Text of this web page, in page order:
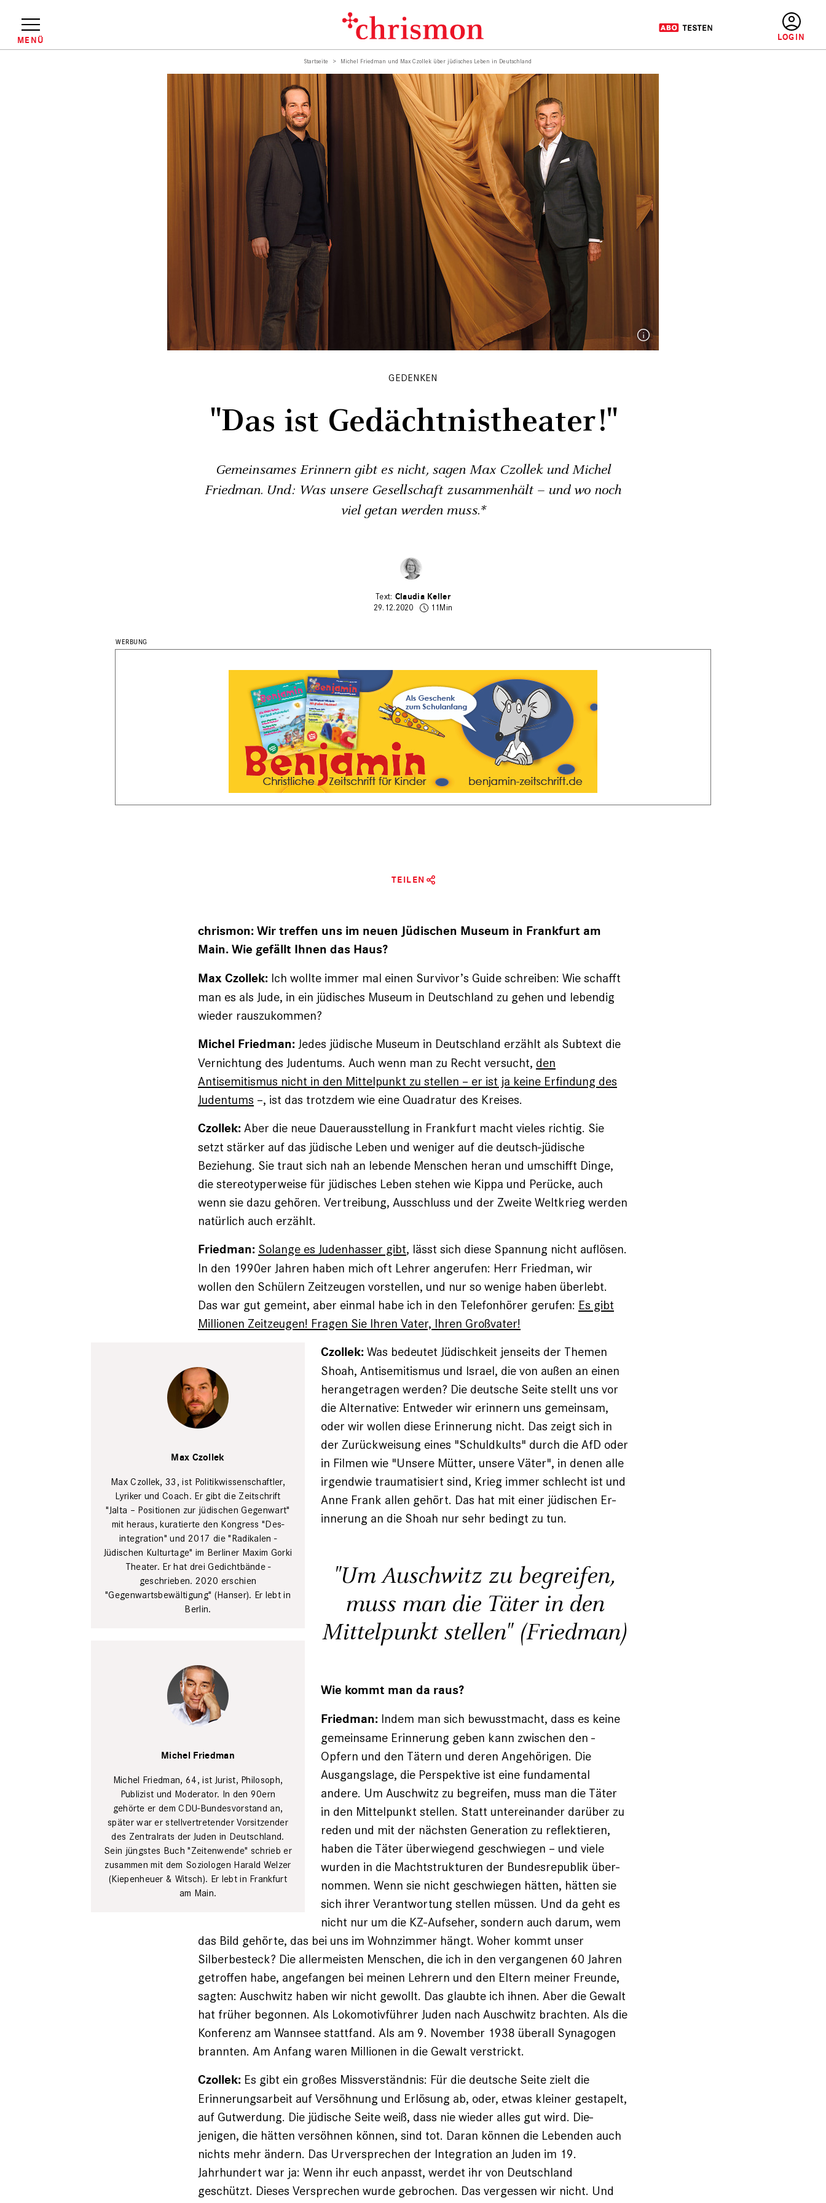
Inhalt
MENÜ
Startseite Michel Friedman und Max Czollek über jüdisches Leben in Deutschland
GEDENKEN
"Das ist Gedächtnistheater!"
Gemeinsames Erinnern gibt es nicht, sagen Max Czollek und Michel
Friedman. Und: Was unsere Gesellschaft zusammenhält – und wo noch
viel getan werden muss.*
Claudia Keller
29.12.2020
11Min
TEILEN
chrismon:Wir treffen uns im neuen Jüdischen Museum in Frankfurt am
Main. Wie gefällt Ihnen das Haus?
Max Czollek: Ich wollte immer mal einen Survivor’s Guide schreiben: Wie schafft
man es als Jude, in ein jüdisches Museum in Deutschland zu gehen und lebendig
wieder rauszukommen?
Michel Friedman: Jedes jüdische Museum in Deutschland erzählt als Subtext die
Vernichtung des Judentums. Auch wenn man zu Recht versucht, den
Antisemitismus nicht in den Mittelpunkt zu stellen – er ist ja keine Erfindung des
Judentums –, ist das trotzdem wie eine Quadratur des Kreises.
Czollek:Aber die neue Dauerausstellung in Frankfurt macht vieles richtig. Sie
setzt stärker auf das jüdische ­Leben und weniger auf die deutsch-jüdische
Beziehung. Sie traut sich nah an lebende Menschen heran und umschifft Dinge,
die stereotyperweise für jüdisches Leben stehen wie ­Kippa und Perücke, auch
wenn sie dazu gehören. Vertreibung, Ausschluss und der Zweite Weltkrieg werden
natürlich auch erzählt.
Friedman: Solange es Judenhasser gibt, lässt sich diese Spannung nicht auflösen.
In den 1990er Jahren haben mich oft Lehrer angerufen: Herr Friedman, wir
wollen den Schülern Zeitzeugen vorstellen, und nur so wenige haben überlebt.
Das war gut gemeint, aber einmal habe ich in den Telefonhörer gerufen: Es gibt
Millionen Zeitzeugen! Fragen Sie Ihren Vater, Ihren Großvater!
Binner
Max Czollek
Max Czollek, 33, ist Politikwissenschaftler,
Lyriker ­und Coach. Er gibt die Zeitschrift
"Jalta – Positionen zur jüdischen Gegenwart"
mit heraus, kuratierte den Kongress "Des­
integration" und 2017 die "Radikalen ­
Jüdischen Kulturtage" im Berliner Maxim Gorki
­Theater. Er hat drei Gedicht­bände ­
geschrieben. 2020 ­erschien
"Gegenwartsbewältigung" (­Hanser). Er lebt in
Berlin.
Michel Friedman
Michel Friedman, 64, ist Jurist, ­Philosoph,
Publizist und Moderator. In den 90ern
gehörte er dem CDU-Bundes­vorstand an,
später war er stellvertretender Vor­sitzender
des Zentralrats der Juden in Deutschland.
Sein jüngstes Buch "Zeitenwende" schrieb er
­zusammen mit dem Soziologen Harald Welzer
(Kiepenheuer & Witsch). Er lebt in Frankfurt
am Main.
Czollek:Was bedeutet Jüdischkeit jenseits der Themen
Shoah, Antisemitismus und Israel, die von außen an einen
herangetragen werden? Die deutsche Seite stellt uns vor
die Alternative: Entweder wir erinnern uns gemeinsam,
oder wir wollen diese Erinnerung nicht. Das zeigt sich in
der Zurückweisung eines "Schuldkults" durch die AfD oder
in Filmen wie "Unsere Mütter, unsere Väter", in denen alle
­irgendwie traumatisiert sind, Krieg immer schlecht ist und
Anne Frank allen gehört. Das hat mit einer jüdischen Er­
innerung an die Shoah nur sehr bedingt zu tun.
"Um Auschwitz zu begreifen,
muss man die Täter in den
Mittelpunkt stellen" (Friedman)
Wie kommt man da raus?
Friedman: Indem man sich bewusstmacht, dass es keine
gemeinsame Erinnerung geben kann zwischen den ­
Opfern und den Tätern und deren Angehörigen. Die
Ausgangslage, die Perspektive ist eine fundamental
andere. Um Auschwitz zu begreifen, muss man die Täter
in den Mittelpunkt stellen. Statt untereinander darüber zu
reden und mit der nächsten Generation zu reflektieren,
haben die Täter überwiegend geschwiegen – und viele
wurden in die Machtstrukturen der Bundesrepublik über­
nommen. Wenn sie nicht geschwiegen hätten, hätten sie
sich ihrer Verantwortung stellen müssen. Und da geht es
nicht nur um die KZ-Aufseher, sondern auch darum, wem
das Bild gehörte, das bei uns im Wohnzimmer hängt. Woher kommt unser
Silberbesteck? Die allermeisten Menschen, die ich in den vergangenen 60 Jahren
getroffen habe, angefangen bei meinen Lehrern und den Eltern meiner Freunde,
sagten: Auschwitz haben wir nicht gewollt. Das glaubte ich ihnen. Aber die Gewalt
hat früher begonnen. Als Lokomotivführer Juden nach Auschwitz brachten. Als die
Konferenz am Wannsee stattfand. Als am 9. November 1938 überall Synagogen
brannten. Am Anfang waren ­Millionen in die Gewalt verstrickt.
Czollek: Es gibt ein großes Missverständnis: Für die deutsche Seite zielt die
Erinnerungsarbeit auf Versöhnung und Erlösung ab, oder, etwas kleiner gestapelt,
auf Gutwerdung. Die jüdische Seite weiß, dass nie wieder alles gut wird. Die­
jenigen, die hätten versöhnen können, sind tot. Daran können die Lebenden auch
nichts mehr ändern. Das Urversprechen der Integration an Juden im 19.
Jahrhundert war ja: Wenn ihr euch anpasst, werdet ihr von Deutschland
geschützt. Dieses Versprechen wurde gebrochen. Das vergessen wir nicht. Und